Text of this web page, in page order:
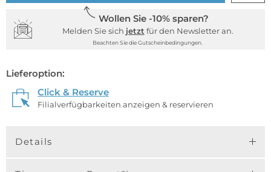
Wollen Sie -10% sparen?
Melden Sie sich jetzt für den Newsletter an.
Beachten Sie die Gutscheinbedingungen.
Lieferoption:
Click & Reserve
Filialverfügbarkeiten anzeigen & reservieren
Details